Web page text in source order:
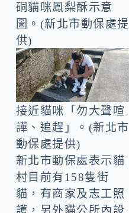
硐貓咪鳳梨酥示意
圖。(新北市動保處提
供)
接近貓咪「勿大聲喧
譁、追趕」。(新北市
動保處提供)
新北市動保處表示貓
村目前有158隻街
貓，有商家及志工照
護，另外貓公所內設